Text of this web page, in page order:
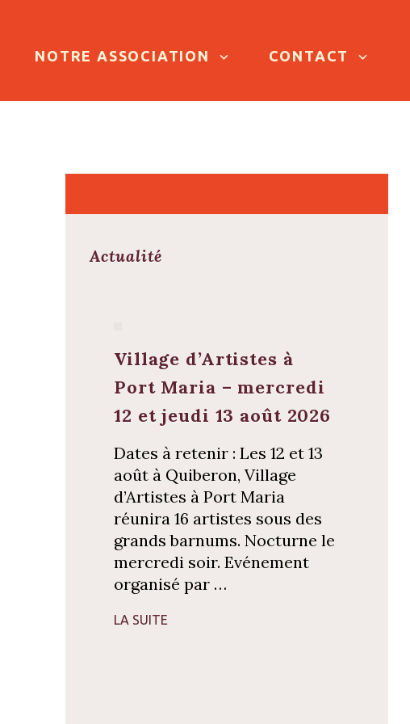
NOTRE ASSOCIATION CONTACT
Actualité
Village d’Artistes à
Port Maria – mercredi
12 et jeudi 13 août 2026
Dates à retenir : Les 12 et 13
août à Quiberon, Village
d’Artistes à Port Maria
réunira 16 artistes sous des
grands barnums. Nocturne le
mercredi soir. Evénement
organisé par …
LA SUITE